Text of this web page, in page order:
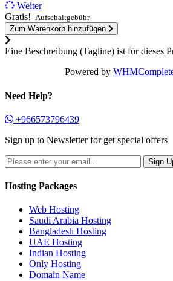
Weiter
Gratis! Aufschaltgebühr
Zum Warenkorb hinzufügen
Eine Beschreibung (Tagline) ist für dieses
Powered by
Need Help?
+966573796439
Sign up to Newsletter for get special offers
Hosting Packages
Web Hosting
Saudi Arabia Hosting
Bangladesh Hosting
UAE Hosting
Indian Hosting
Only Hosting
Domain Name